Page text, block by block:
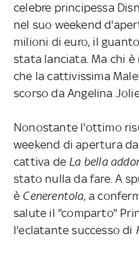
celebre principessa
nel suo weekend
milioni di euro, il
stata lanciata. Ma chi
che la cattivissima
scorso da Angelina
Nonostante l'ottimo
weekend di apertura da
cattiva de La bella
stato nulla da fare. A
è Cenerentola, a
salute il "comparto"
l'eclatante successo di